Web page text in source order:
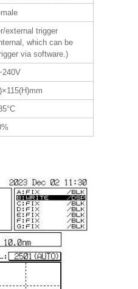
external trigger
which can be
via software.)